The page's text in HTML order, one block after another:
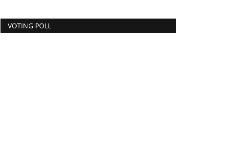
VOTING POLL